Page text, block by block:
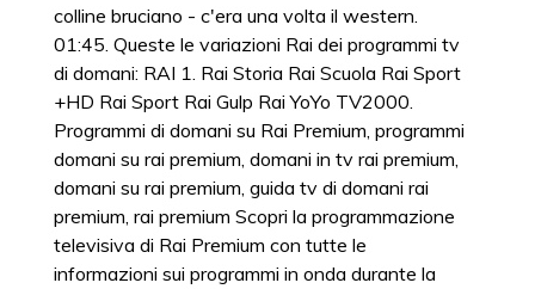
colline bruciano - c'era una volta il western.
01:45. Queste le variazioni Rai dei programmi tv
di domani: RAI 1. Rai Storia Rai Scuola Rai Sport
+HD Rai Sport Rai Gulp Rai YoYo TV2000.
Programmi di domani su Rai Premium, programmi
domani su rai premium, domani in tv rai premium,
domani su rai premium, guida tv di domani rai
premium, rai premium Scopri la programmazione
televisiva di Rai Premium con tutte le
informazioni sui programmi in onda durante la